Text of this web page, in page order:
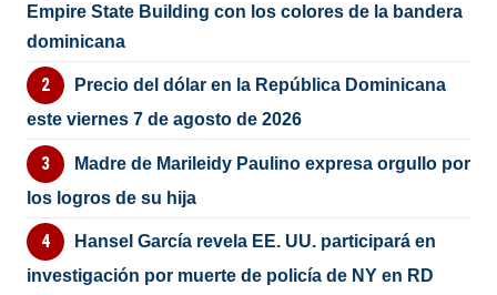
Empire State Building con los colores de la bandera
dominicana
Precio del dólar en la República Dominicana
este viernes 7 de agosto de 2026
Madre de Marileidy Paulino expresa orgullo por
los logros de su hija
Hansel García revela EE. UU. participará en
investigación por muerte de policía de NY en RD